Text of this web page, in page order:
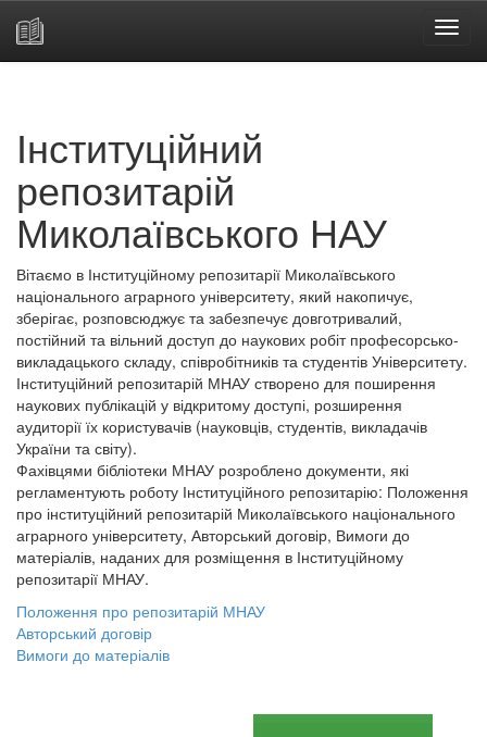
Інституційний
репозитарій
Миколаївського НАУ
Вітаємо в Інституційному репозитарії Миколаївського
національного аграрного університету, який накопичує,
зберігає, розповсюджує та забезпечує довготривалий,
постійний та вільний доступ до наукових робіт професорсько-
викладацького складу, співробітників та студентів Університету.
Інституційний репозитарій МНАУ створено для поширення
наукових публікацій у відкритому доступі, розширення
аудиторії їх користувачів (науковців, студентів, викладачів
України та світу).
Фахівцями бібліотеки МНАУ розроблено документи, які
регламентують роботу Інституційного репозитарію: Положення
про інституційний репозитарій Миколаївського національного
аграрного університету, Авторський договір, Вимоги до
матеріалів, наданих для розміщення в Інституційному
репозитарії МНАУ.
Положення про репозитарій МНАУ
Авторський договір
Вимоги до матеріалів